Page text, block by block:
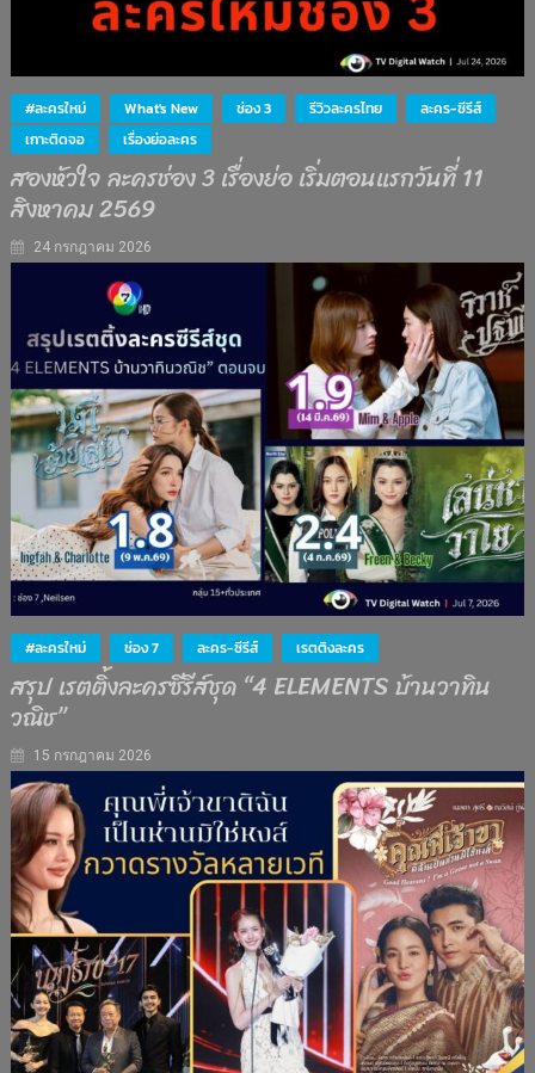
#ละครใหม่ What's New ช่อง 3 รีวิวละครไทย
ละคร-ซีรีส์
เกาะติดจอ
เรื่องย่อละคร
สองหัวใจ ละครช่อง 3 เรื่องย่อ เริ่มตอนแรกวันที่ 11
สิงหาคม 2569
24 กรกฎาคม 2026
#ละครใหม่ ช่อง 7 ละคร-ซีรีส์ เรตติงละคร
สรุป เรตติ้งละครซีรีส์ชุด “4 ELEMENTS บ้านวาทิน
วณิช”
15 กรกฎาคม 2026